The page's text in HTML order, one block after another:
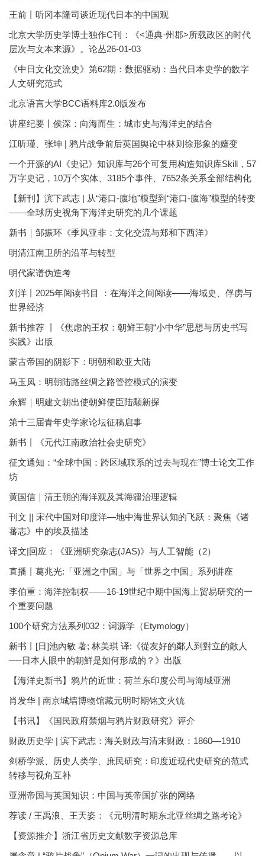
王前丨听冈本隆司谈近现代日本的中国观
北京大学历史学博士独作C刊：《<通典·州郡>所载政区的时代
层次与文本来源》。论丛26-01-03
《中日文化交流史》第62期：数据驱动：当代日本史学的数字
人文研究范式
北京语言大学BCC语料库2.0版发布
讲座纪要丨侯深：向海而生：城市史与海洋史的结合
江昕瑾、张坤 | 鸦片战争前后英国舆论中林则徐形象的嬗变
一个开源的AI《史记》知识库与26个可复用构造知识库Skill，57
万字史记，10万个实体、3185个事件、7652条关系全部结构化
【新刊】滨下武志 | 从“港口-腹地”模型到“港口-腹海”模型的转变
——全球历史视角下海洋史研究的几个课题
新书｜邹振环《季风亚非：文化交流与郑和下西洋》
明清江南卫所的沿革与转型
明代家谱伪造考
刘洋丨2025年阅读书目 ：在海洋之间阅读——海域史、俘虏与
世界经济
新书推荐 丨《焦虑的王权：朝鲜王朝“小中华”思想与历史书写
实践》出版
蒙古帝国的阴影下：明朝和欧亚大陆
马玉凤：明朝陆路丝绸之路管控模式的演变
余辉｜明建文朝出使朝鲜使臣陆颙新探
第十三届青年史学家论坛征稿启事
新书丨《元代江南政治社会史研究》
征文通知：“全球中国：跨区域联系的过去与现在”博士论文工作
坊
黄国信｜清王朝的海洋观及其海疆治理逻辑
刊文 || 宋代中国对印度洋—地中海世界认知的飞跃：聚焦《诸
蕃志》中的埃及描述
译文|回应：《亚洲研究杂志(JAS)》与人工智能（2）
直播丨葛兆光:「亚洲之中国」与「世界之中国」系列讲座
李伯重：海洋控制权——16-19世纪中期中国海上贸易研究的一
个重要问题
100个研究方法系列032：词源学（Etymology）
新书丨[日]池內敏 著; 林美琪 译:《從友好的鄰人到對立的敵人
──日本人眼中的朝鮮是如何形成的？》出版
【海洋史新书】鸦片的近世：荷兰东印度公司与海域亚洲
肖发华 | 南京城墙博物馆藏元明时期铭文火铳
【书讯】《国民政府禁烟与鸦片财政研究》评介
财政历史学 | 滨下武志：海关财政与清末财政：1860—1910
剑桥学派、历史人类学、庶民研究：印度近现代史研究的范式
转移与视角互补
亚洲帝国与英国知识：中国与英帝国扩张的网络
荐读 / 王禹浪、王天姿：《元明清时期东北亚丝绸之路考论》
【资源推介】浙江省历史文献数字资源总库